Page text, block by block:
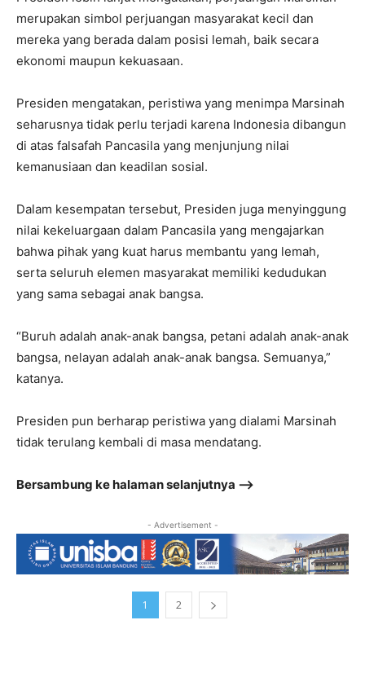
merupakan simbol perjuangan masyarakat kecil dan
mereka yang berada dalam posisi lemah, baik secara
ekonomi maupun kekuasaan.
Presiden mengatakan, peristiwa yang menimpa Marsinah
seharusnya tidak perlu terjadi karena Indonesia dibangun
di atas falsafah Pancasila yang menjunjung nilai
kemanusiaan dan keadilan sosial.
Dalam kesempatan tersebut, Presiden juga menyinggung
nilai kekeluargaan dalam Pancasila yang mengajarkan
bahwa pihak yang kuat harus membantu yang lemah,
serta seluruh elemen masyarakat memiliki kedudukan
yang sama sebagai anak bangsa.
“Buruh adalah anak-anak bangsa, petani adalah anak-anak
bangsa, nelayan adalah anak-anak bangsa. Semuanya,”
katanya.
Presiden pun berharap peristiwa yang dialami Marsinah
tidak terulang kembali di masa mendatang.
Bersambung ke halaman selanjutnya –>
- Advertisement -
1 2